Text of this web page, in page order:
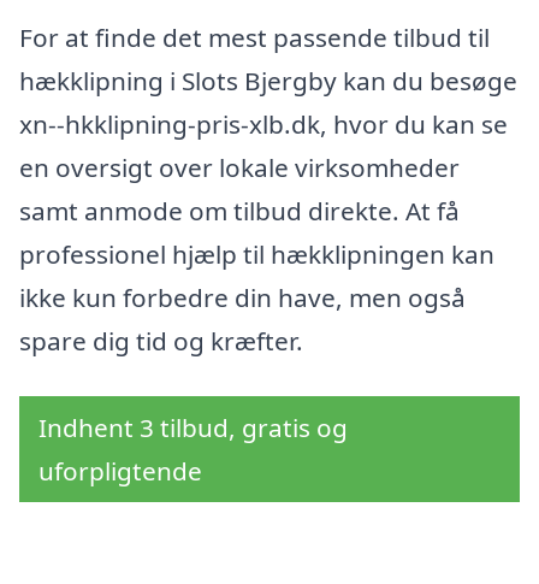
For at finde det mest passende tilbud til
hækklipning i Slots Bjergby kan du besøge
xn--hkklipning-pris-xlb.dk, hvor du kan se
en oversigt over lokale virksomheder
samt anmode om tilbud direkte. At få
professionel hjælp til hækklipningen kan
ikke kun forbedre din have, men også
spare dig tid og kræfter.
Indhent 3 tilbud, gratis og
uforpligtende